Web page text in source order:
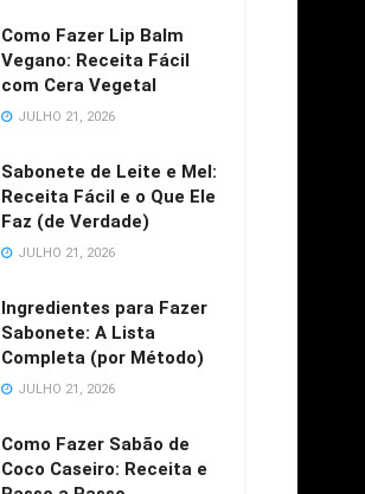
Como Fazer Lip Balm
Vegano: Receita Fácil
com Cera Vegetal
JULHO 21, 2026
Sabonete de Leite e Mel:
Receita Fácil e o Que Ele
Faz (de Verdade)
JULHO 21, 2026
Ingredientes para Fazer
Sabonete: A Lista
Completa (por Método)
JULHO 21, 2026
Como Fazer Sabão de
Coco Caseiro: Receita e